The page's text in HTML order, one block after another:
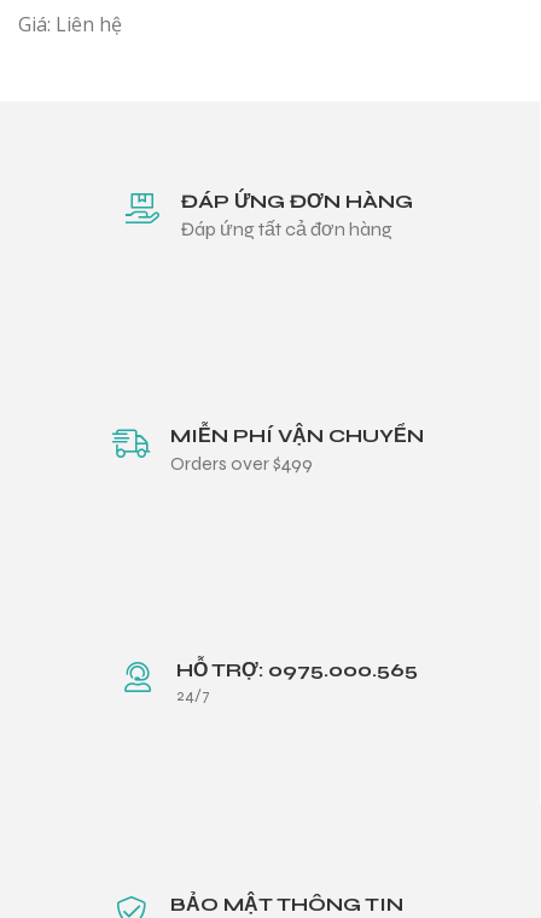
Giá: Liên hệ
ĐÁP ỨNG ĐƠN HÀNG
Đáp ứng tất cả đơn hàng
MIỄN PHÍ VẬN CHUYỂN
Orders over $499
HỖ TRỢ: 0975.000.565
24/7
BẢO MẬT THÔNG TIN